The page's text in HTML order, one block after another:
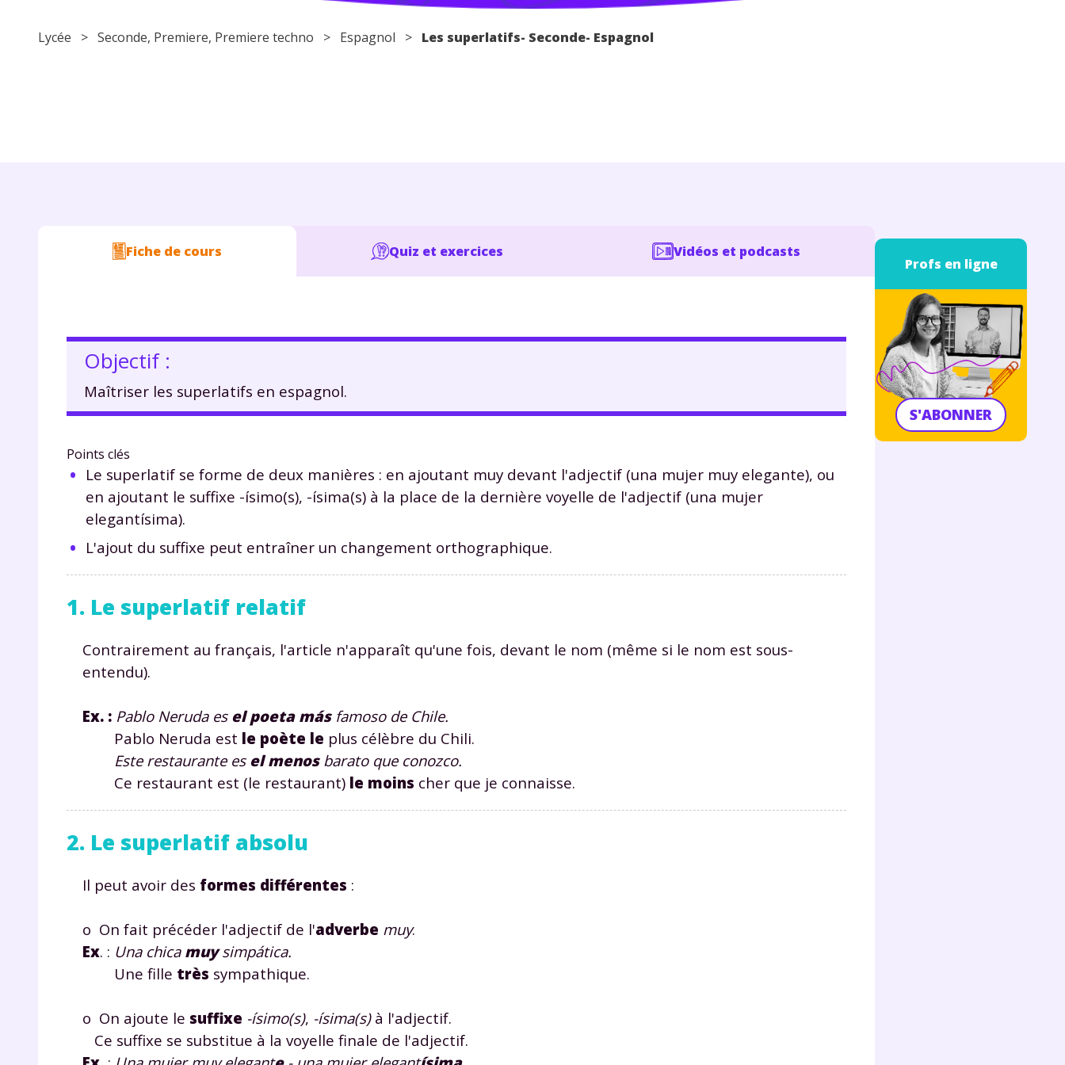
Lycée > Seconde, Premiere, Premiere techno > Espagnol > Les superlatifs- Seconde- Espagnol
Fiche de cours Quiz et exercices Vidéos et podcasts
Objectif :
Maîtriser les superlatifs en espagnol.
Points clés
Le superlatif se forme de deux manières : en ajoutant muy devant l'adjectif (una mujer muy elegante), ou
en ajoutant le suffixe -ísimo(s), -ísima(s) à la place de la dernière voyelle de l'adjectif (una mujer
elegantísima).
L'ajout du suffixe peut entraîner un changement orthographique.
1. Le superlatif relatif
Contrairement au français, l'article n'apparaît qu'une fois, devant le nom (même si le nom est sous-
entendu).
Ex. : Pablo Neruda es el poeta másfamoso de Chile.
Pablo Neruda est le poète le plus célèbre du Chili.
Este restaurante es el menosbarato que conozco.
Ce restaurant est (le restaurant) le moins cher que je connaisse.
2. Le superlatif absolu
Il peut avoir des formes différentes :
o On fait précéder l'adjectif de l'adverbe muy.
Ex. : Una chica muysimpática.
Une fille très sympathique.
o On ajoute le suffixe -ísimo(s), -ísima(s)à l'adjectif.
Ce suffixe se substitue à la voyelle finale de l'adjectif.
Profs en ligne
S'ABONNER